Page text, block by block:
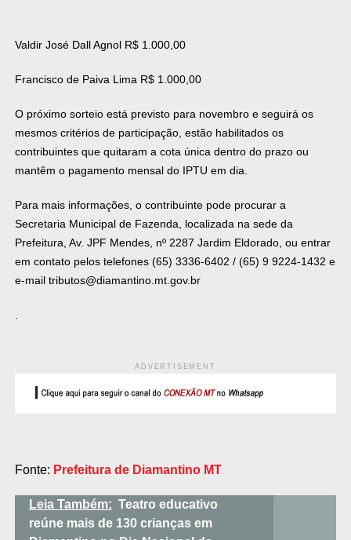
Valdir José Dall Agnol R$ 1.000,00
Francisco de Paiva Lima R$ 1.000,00
O próximo sorteio está previsto para novembro e seguirá os
mesmos critérios de participação, estão habilitados os
contribuintes que quitaram a cota única dentro do prazo ou
mantêm o pagamento mensal do IPTU em dia.
Para mais informações, o contribuinte pode procurar a
Secretaria Municipal de Fazenda, localizada na sede da
Prefeitura, Av. JPF Mendes, nº 2287 Jardim Eldorado, ou entrar
em contato pelos telefones (65) 3336-6402 / (65) 9 9224-1432 e
e-mail tributos@diamantino.mt.gov.br
.
ADVERTISEMENT
Fonte: Prefeitura de Diamantino MT
Leia Também: Teatro educativo
reúne mais de 130 crianças em